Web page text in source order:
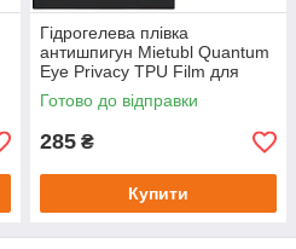
Гідрогелева плівка
антишпигун Mietubl Quantum
Eye Privacy TPU Film для
POCO M5
Готово до відправки
285 ₴
Купити